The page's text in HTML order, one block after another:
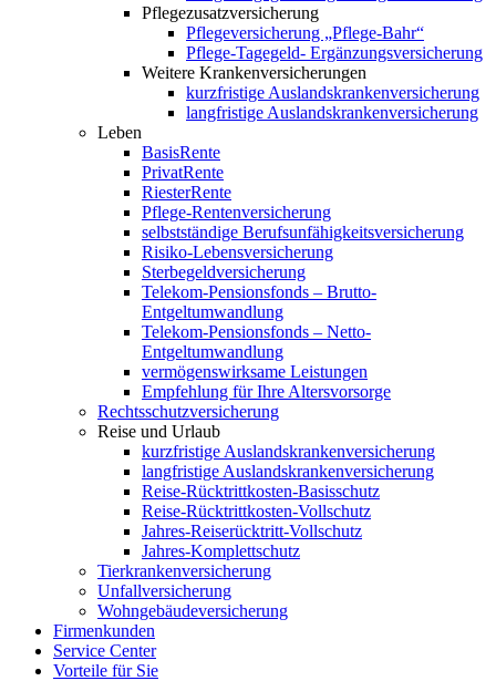
Pflegezusatzversicherung
Pflegeversicherung „Pflege-Bahr“
Pflege-Tagegeld- Ergänzungsversicherung
Weitere Krankenversicherungen
kurzfristige Auslandskrankenversicherung
langfristige Auslandskrankenversicherung
Leben
BasisRente
PrivatRente
RiesterRente
Pflege-Rentenversicherung
selbstständige Berufsunfähigkeitsversicherung
Risiko-Lebensversicherung
Sterbegeldversicherung
Telekom-Pensionsfonds – Brutto-
Entgeltumwandlung
Telekom-Pensionsfonds – Netto-
Entgeltumwandlung
vermögenswirksame Leistungen
Empfehlung für Ihre Altersvorsorge
Rechtsschutzversicherung
Reise und Urlaub
kurzfristige Auslandskrankenversicherung
langfristige Auslandskrankenversicherung
Reise-Rücktrittkosten-Basisschutz
Reise-Rücktrittkosten-Vollschutz
Jahres-Reiserücktritt-Vollschutz
Jahres-Komplettschutz
Tierkrankenversicherung
Unfallversicherung
Wohngebäudeversicherung
Firmenkunden
Service Center
Vorteile für Sie